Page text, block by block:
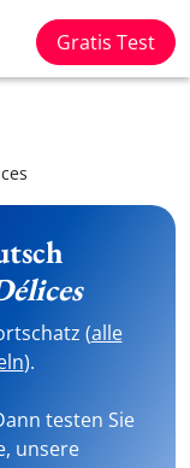
Gratis Test
(alle
).
testen Sie
unsere